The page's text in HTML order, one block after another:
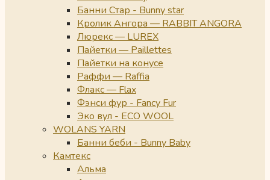
Банни Стар - Bunny star
Кролик Ангора — RABBIT ANGORA
Люрекс — LUREX
Пайетки — Paillettes
Пайетки на конусе
Раффи — Raffia
Флакс — Flax
Фэнси фур - Fancy Fur
Эко вул - ECO WOOL
WOLANS YARN
Банни беби - Bunny Baby
Камтекс
Альма